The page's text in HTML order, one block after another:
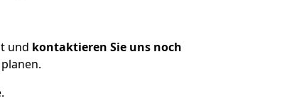
und kontaktieren Sie uns noch